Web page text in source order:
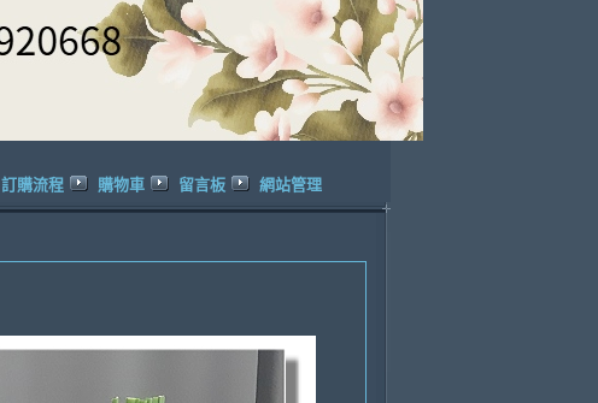
訂購流程 購物車 留言板 網站管理